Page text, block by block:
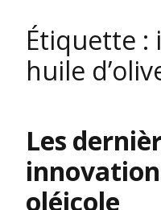
Étiquette :
huile
Les
oléicole